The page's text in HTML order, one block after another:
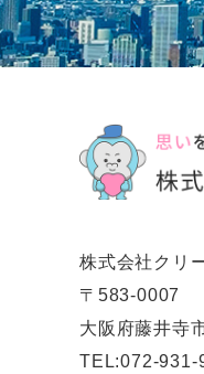
株式会社クリ
〒583-0007
大阪府藤井寺
TEL:072-931-